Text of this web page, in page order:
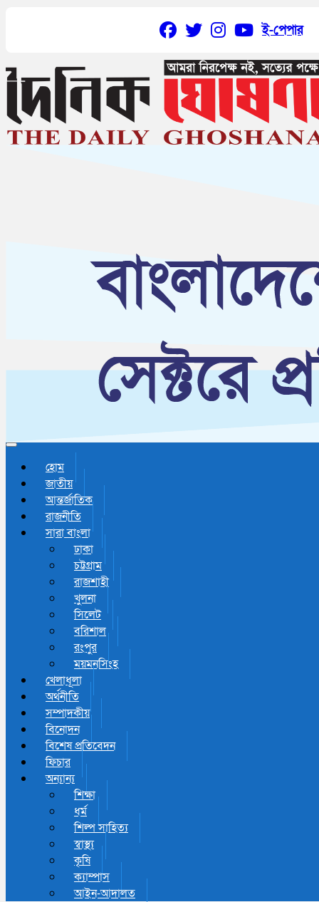
ই-পেপার
Toggle navigation
হোম
জাতীয়
আন্তর্জাতিক
রাজনীতি
সারা বাংলা
ঢাকা
চট্টগ্রাম
রাজশাহী
খুলনা
সিলেট
বরিশাল
রংপুর
ময়মনসিংহ
খেলাধূলা
অর্থনীতি
সম্পাদকীয়
বিনোদন
বিশেষ প্রতিবেদন
ফিচার
অন্যান্য
শিক্ষা
ধর্ম
শিল্প সাহিত্য
স্বাস্থ্য
কৃষি
ক্যাম্পাস
আইন-আদালত